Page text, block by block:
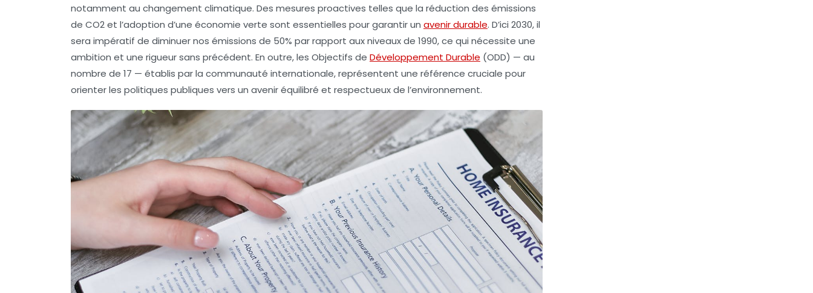
notamment au changement climatique. Des mesures proactives telles que la réduction des émissions
de CO2et l’adoption d’une économie verte sont essentielles pour garantir un avenir durable. D’ici 2030, il
sera impératif de diminuer nos émissions de 50% par rapport aux niveaux de 1990, ce qui nécessite une
ambition et une rigueur sans précédent. En outre, les Objectifs de Développement Durable (ODD) — au
nombre de 17 — établis par la communauté internationale, représentent une référence cruciale pour
orienter les politiques publiques vers un avenir équilibré et respectueux de l’environnement.